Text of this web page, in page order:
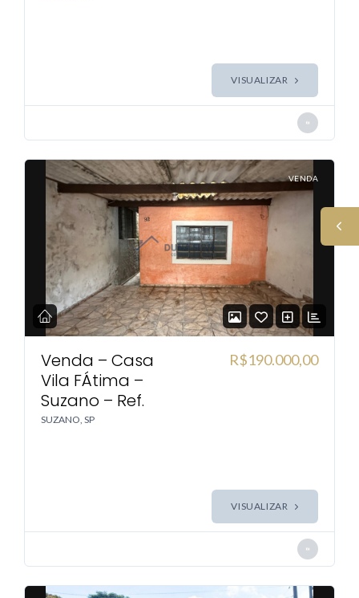
VISUALIZAR
VENDA
Venda – Casa
Vila FÁtima –
Suzano – Ref.
SUZANO, SP
R$190.000,00
VISUALIZAR